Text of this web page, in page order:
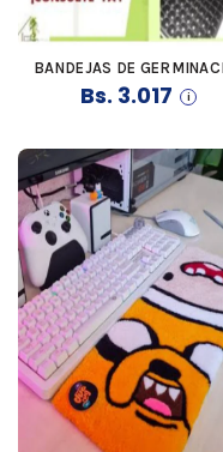
COMPRAR
BANDEJAS DE
Bs. 3.017